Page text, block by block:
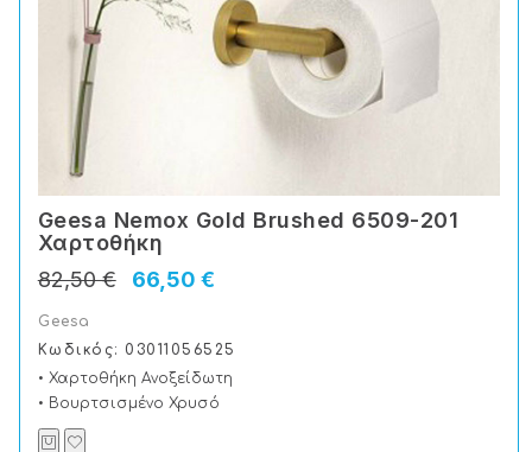
Geesa Nemox Gold Brushed 6509-201
Χαρτοθήκη
66,50 €
82,50 €
Geesa
Κωδικός: 03011056525
• Χαρτοθήκη Ανοξείδωτη
• Βουρτσισμένο Χρυσό